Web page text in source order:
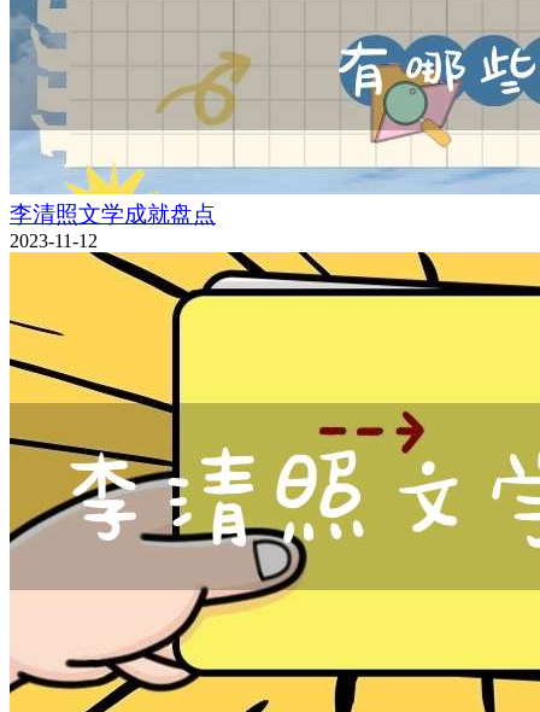
李清照文学成就盘点
2023-11-12